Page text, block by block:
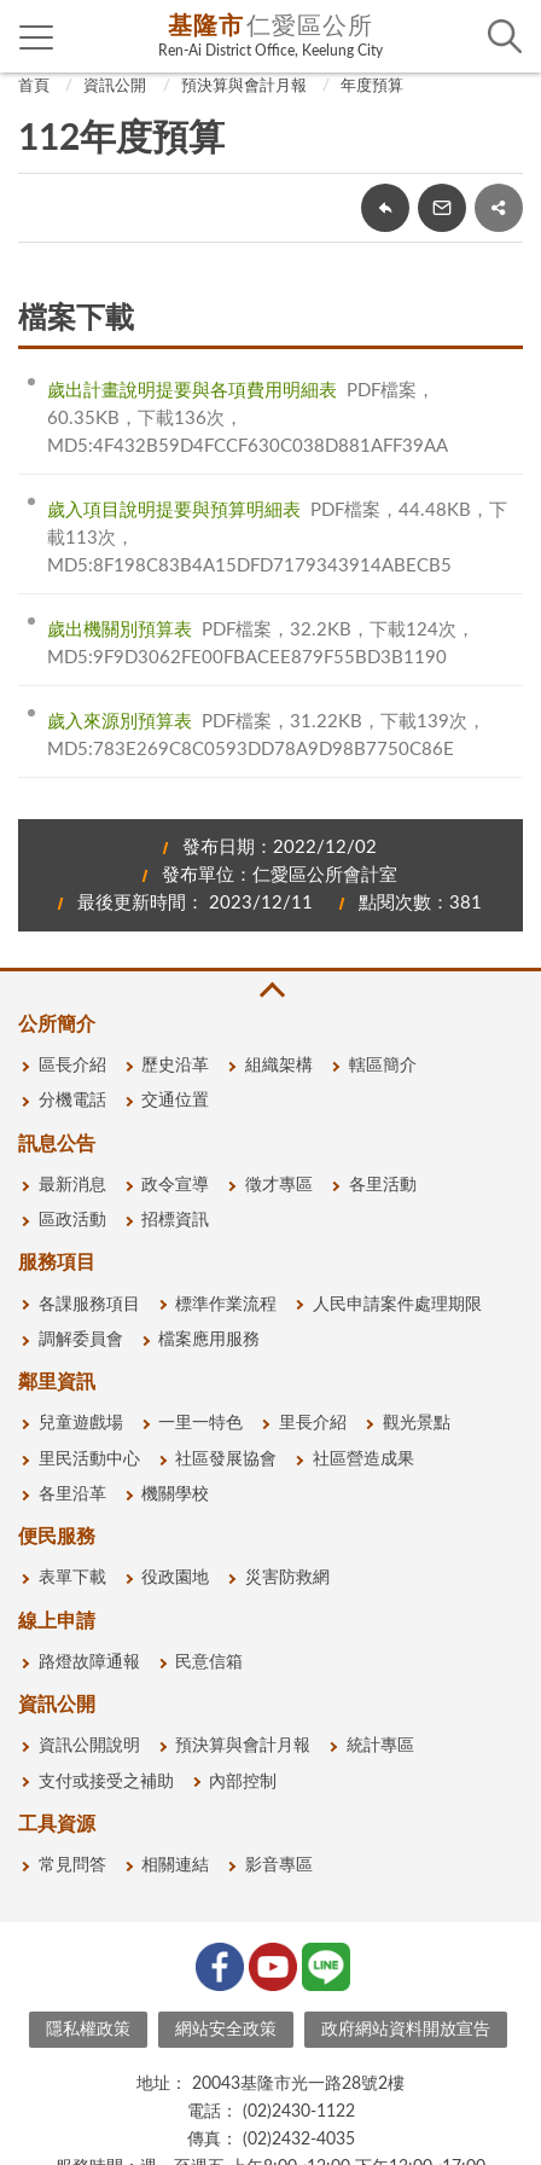
基隆市仁愛區公所
Ren-Ai District Office, Keelung City
首頁 資訊公開 預決算與會計月報 年度預算
112年度預算
檔案下載
歲出計畫說明提要與各項費用明細表
PDF檔案，
60.35KB，下載136次，
MD5:4F432B59D4FCCF630C038D881AFF39AA
歲入項目說明提要與預算明細表
PDF檔案，44.48KB，下
載113次，
MD5:8F198C83B4A15DFD7179343914ABECB5
歲出機關別預算表
PDF檔案，32.2KB，下載124次，
MD5:9F9D3062FE00FBACEE879F55BD3B1190
歲入來源別預算表
PDF檔案，31.22KB，下載139次，
MD5:783E269C8C0593DD78A9D98B7750C86E
發布日期：2022/12/02
發布單位：仁愛區公所會計室
最後更新時間： 2023/12/11
點閱次數：381
公所簡介
區長介紹 歷史沿革 組織架構 轄區簡介
分機電話 交通位置
訊息公告
最新消息 政令宣導 徵才專區 各里活動
區政活動 招標資訊
服務項目
各課服務項目 標準作業流程 人民申請案件處理期限
調解委員會 檔案應用服務
鄰里資訊
兒童遊戲場 一里一特色 里長介紹 觀光景點
里民活動中心 社區發展協會 社區營造成果
各里沿革 機關學校
便民服務
表單下載 役政園地 災害防救網
線上申請
路燈故障通報 民意信箱
資訊公開
資訊公開說明 預決算與會計月報 統計專區
支付或接受之補助 內部控制
工具資源
常見問答 相關連結 影音專區
隱私權政策 網站安全政策 政府網站資料開放宣告
地址：
20043基隆市光一路28號2樓
電話：
(02)2430-1122
傳真：
(02)2432-4035